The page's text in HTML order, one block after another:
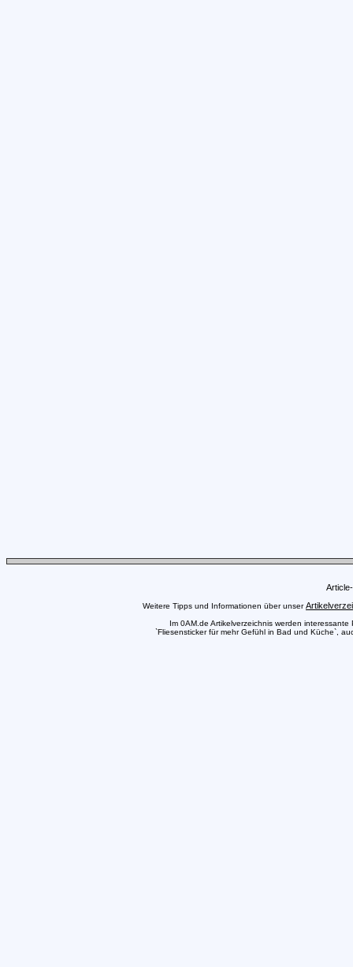
Weitere Tipps und Informationen über unser
Im 0AM.de Artikelverzeichnis werden
`Fliesensticker für mehr Gefühl in Bad und Küche`,